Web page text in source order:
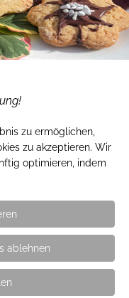
zu ermöglichen,
zu akzeptieren. Wir
optimieren, indem
ablehnen